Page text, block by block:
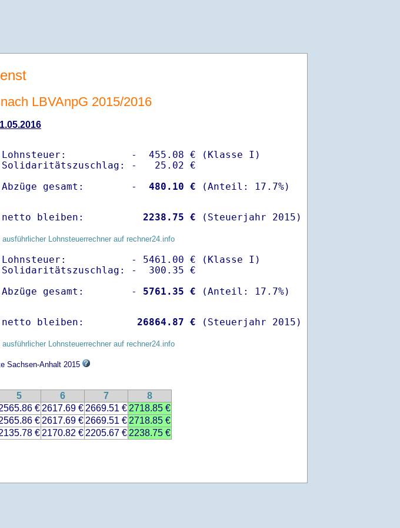
LBVAnpG 2015/2016
Lohnsteuer:           -  455.08 € (Klasse I)
Solidaritätszuschlag: -   25.02 €
Abzüge gesamt:        -
  480.10 €
netto bleiben: 2238.75 € (Steuerjahr 2015)
ausführlicher Lohnsteuerrechner auf rechner24.info
Lohnsteuer:           - 5461.00 € (Klasse I)
Solidaritätszuschlag: -  300.35 €
Abzüge gesamt:        -
5761.35 €
netto bleiben: 26864.87 € (Steuerjahr 2015)
ausführlicher Lohnsteuerrechner auf rechner24.info
Sachsen-Anhalt 2015
5 6 7
8
€ 2617.69 € 2669.51 € 2718.85 €
€ 2617.69 € 2669.51 € 2718.85 €
€ 2170.82 € 2205.67 € 2238.75 €